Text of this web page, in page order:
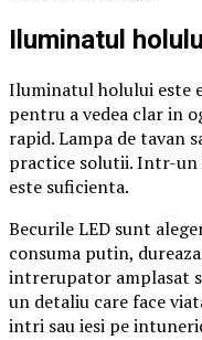
Iluminatul
Iluminatul holului este
pentru a vedea clar in
rapid. Lampa de tavan
practice solutii. Intr-un
este suficienta.
Becurile LED sunt
consuma putin,
intrerupator amplasat
un detaliu care face
intri sau iesi pe